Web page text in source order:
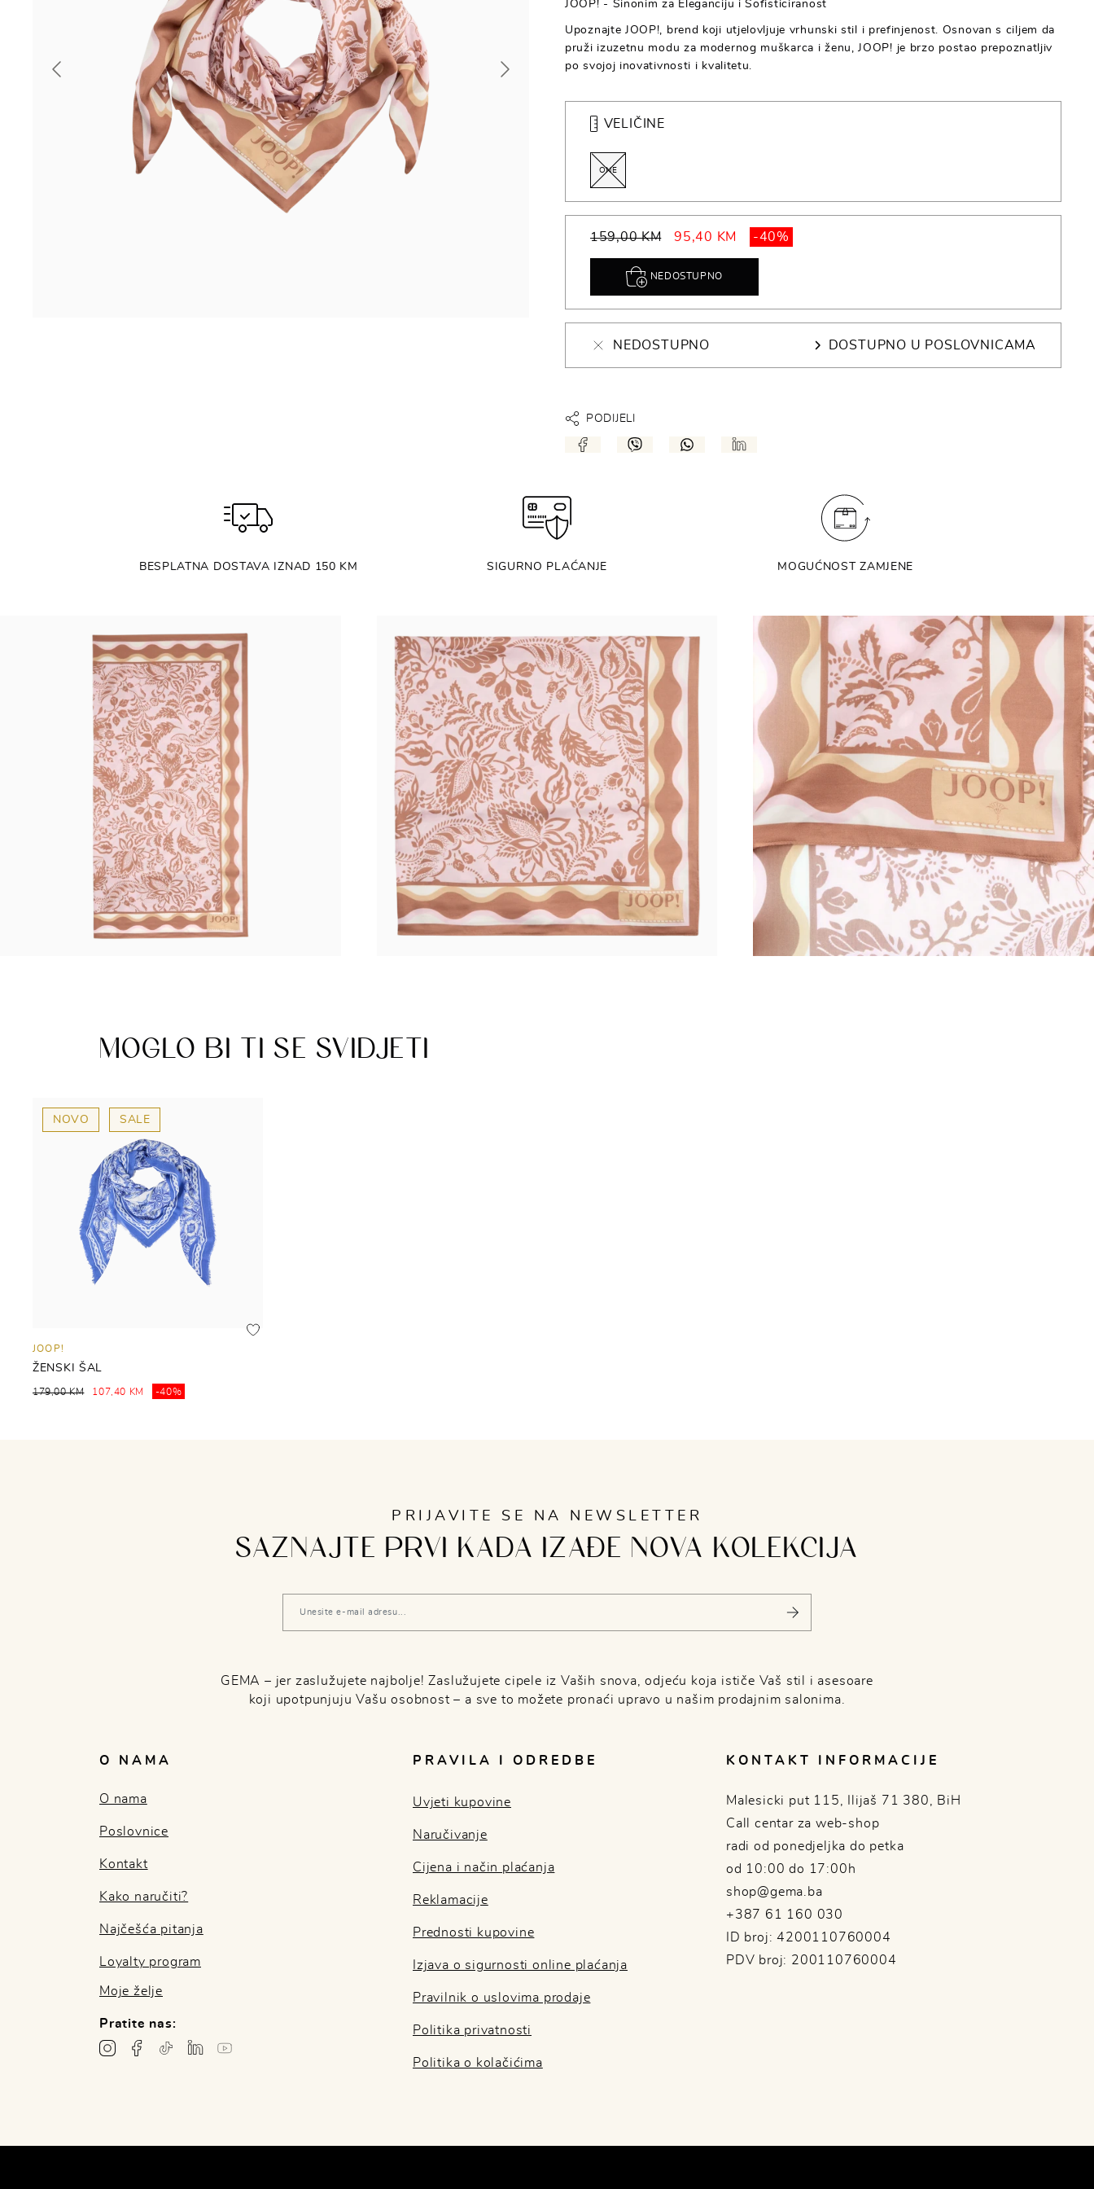
JOOP! - Sinonim za Eleganciju i Sofisticiranost
Upoznajte JOOP!, brend koji utjelovljuje vrhunski stil i prefinjenost. Osnovan s ciljem da
pruži izuzetnu modu za modernog muškarca i ženu, JOOP! je brzo postao prepoznatljiv
po svojoj inovativnosti i kvalitetu.
VELIČINE
ONE
159,00 KM 95,40 KM -40%
NEDOSTUPNO
NEDOSTUPNO DOSTUPNO U POSLOVNICAMA
PODIJELI
BESPLATNA DOSTAVA IZNAD 150 KM SIGURNO PLAĆANJE MOGUĆNOST ZAMJENE
MOGLO BI TI SE SVIDJETI
NOVO SALE
JOOP!
ŽENSKI ŠAL
179,00 KM 107,40 KM -40%
PRIJAVITE SE NA NEWSLETTER
SAZNAJTE PRVI KADA IZAĐE NOVA KOLEKCIJA
GEMA – jer zaslužujete najbolje! Zaslužujete cipele iz Vaših snova, odjeću koja ističe Vaš stil i asesoare
koji upotpunjuju Vašu osobnost – a sve to možete pronaći upravo u našim prodajnim salonima.
O NAMA
O nama
Poslovnice
Kontakt
Kako naručiti?
Najčešća pitanja
Loyalty program
Moje želje
Pratite nas:
PRAVILA I ODREDBE
Uvjeti kupovine
Naručivanje
Cijena i način plaćanja
Reklamacije
Prednosti kupovine
Izjava o sigurnosti online plaćanja
Pravilnik o uslovima prodaje
Politika privatnosti
Politika o kolačićima
KONTAKT INFORMACIJE
Malesicki put 115, Ilijaš 71 380, BiH
Call centar za web-shop
radi od ponedjeljka do petka
od 10:00 do 17:00h
shop@gema.ba
+387 61 160 030
ID broj: 4200110760004
PDV broj: 200110760004